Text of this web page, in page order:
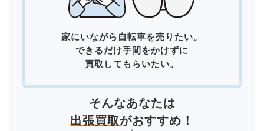
家にいながら自転車を売りたい。
できるだけ手間をかけずに
買取してもらいたい。
そんなあなたは
出張買取がおすすめ！